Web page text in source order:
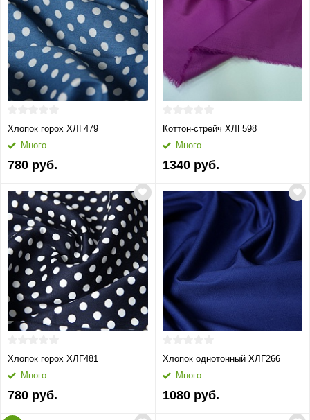
Хлопок горох ХЛГ479
Много
780 руб.
Коттон-стрейч ХЛГ598
Много
1340 руб.
Хлопок горох ХЛГ481
Много
780 руб.
Хлопок однотонный ХЛГ266
Много
1080 руб.